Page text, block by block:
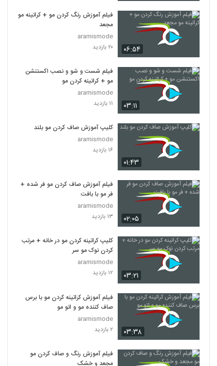
۰۶:۵۴
فیلم آموزش رنگ کردن مو + کراتینه مو
مجعد
aramismode
۲۰ بازدید
۰۳:۱۱
فیلم شست و شو و نصب اکستنشن
مو + کراتینه کردن مو
aramismode
۱۱ بازدید
۰۱:۴۳
کلیپ آموزش صاف کردن مو بلند
aramismode
۱۶ بازدید
۰۲:۰۵
فیلم آموزش صاف کردن مو فر شده +
فر مو با بافت
aramismode
۱۳ بازدید
۰۳:۲۱
کلیپ کراتینه کردن مو در خانه + مرتب
کردن نوک مو سر
aramismode
۱۲ بازدید
۰۳:۳۸
فیلم آموزش کراتینه کردن مو با برس
صاف کننده مو و اتو مو
aramismode
۲ بازدید
فیلم آموزش رنگ و صاف کردن مو
مجعد و خشک